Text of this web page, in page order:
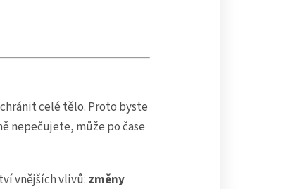
celé tělo. Proto byste
nepečujete, může po čase
vnějších vlivů: změny